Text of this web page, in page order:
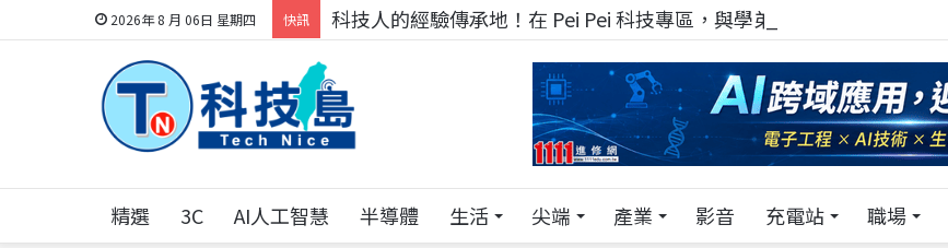
2026年 8 月 06日 星期四 快訊 科技人的經驗傳承地！在 Pei Pei 科技專區，與學弟妹交流最硬核的技術
精選 3C AI人工智慧 半導體 生活 尖端 產業 影音 充電站 職場